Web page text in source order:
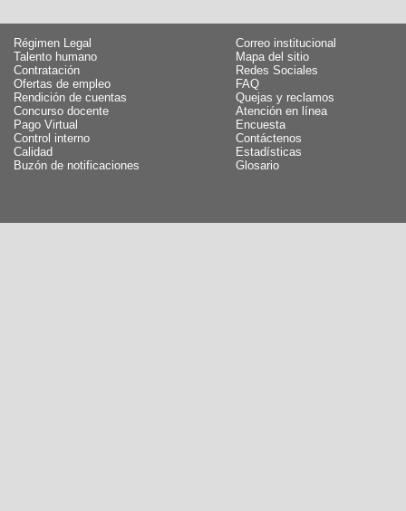
Régimen Legal
Talento humano
Contratación
Ofertas de empleo
Rendición de cuentas
Concurso docente
Pago Virtual
Control interno
Calidad
Buzón de notificaciones
Correo institucional
Mapa del sitio
Redes Sociales
FAQ
Quejas y reclamos
Atención en línea
Encuesta
Contáctenos
Estadísticas
Glosario